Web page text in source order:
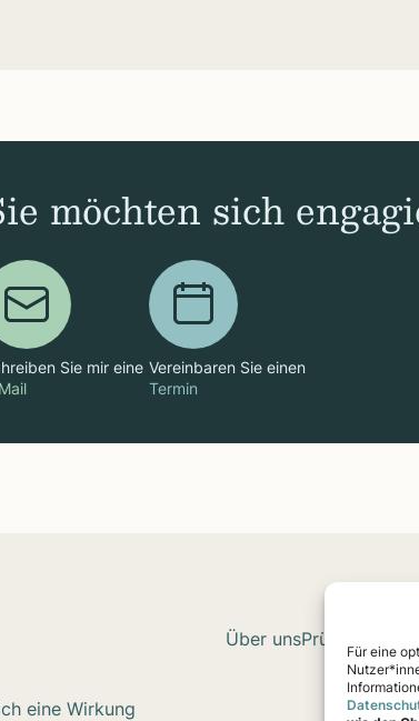
Für eine
möchten sich
Sie mir eine Vereinbaren Sie einen
Termin
Über unsPrüf-Ver­fah­ren
eine Wirkung